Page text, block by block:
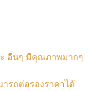
ะ อื่นๆ มีคุณภาพมากๆ
รถต่อรองราคาได้